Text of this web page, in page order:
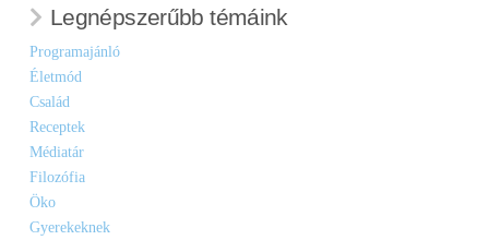
Legnépszerűbb témáink
Programajánló
Életmód
Család
Receptek
Médiatár
Filozófia
Öko
Gyerekeknek